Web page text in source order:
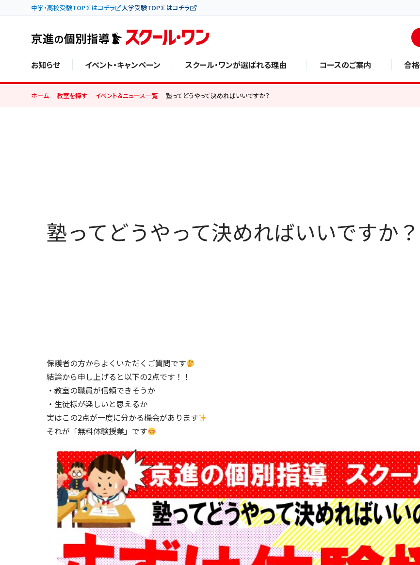
中学・高校受験TOP∑はコチラ 大学受験TOP∑はコチラ
お知らせ イベント・キャンペーン スクール・ワンが選ばれる理由 コースのご案内 合
ホーム 教室を探す イベント＆ニュース一覧 塾ってどうやって決めればいいですか？
塾ってどうやって決めればいいですか？
保護者の方からよくいただくご質問です
結論から申し上げると以下の2点です！！
・教室の職員が信頼できそうか
・生徒様が楽しいと思えるか
実はこの2点が一度に分かる機会があります
それが「無料体験授業」です